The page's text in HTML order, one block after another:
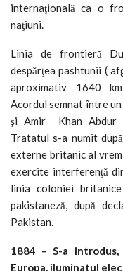
internaţională ca o
naţiuni.
Linia de frontieră
despărţea pashtunii (
aproximativ 1640
Acordul semnat între
şi Amir Khan Abdur
Tratatul s-a numit
externe britanic al
exercite interferenţă
linia coloniei
pakistaneză, după
Pakistan.
1884 – S-a
Europa, iluminatul